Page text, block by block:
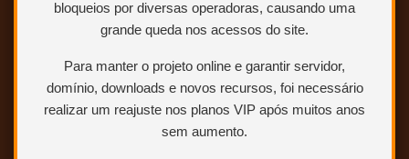
bloqueios por diversas operadoras, causando uma
grande queda nos acessos do site.
Para manter o projeto online e garantir servidor,
domínio, downloads e novos recursos, foi necessário
realizar um reajuste nos planos VIP após muitos anos
sem aumento.